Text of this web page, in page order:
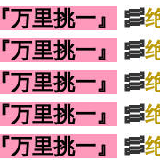
『万里挑一』 🥓
『万里挑一』 🥓
『万里挑一』 🥓
『万里挑一』 🥓
『万里挑一』 🥓